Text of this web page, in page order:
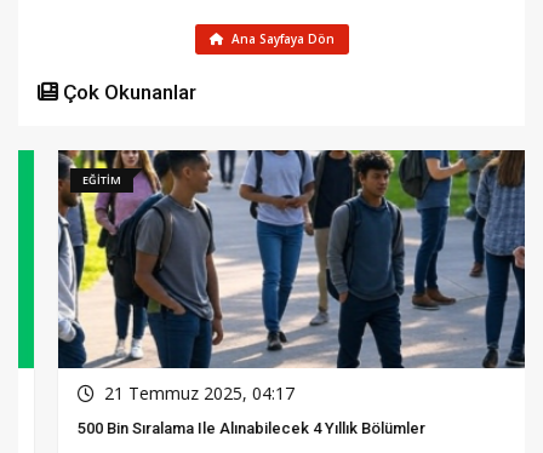
Ana Sayfaya Dön
Çok Okunanlar
EĞİTİM
21 Temmuz 2025, 04:17
500 Bin Sıralama Ile Alınabilecek 4 Yıllık Bölümler